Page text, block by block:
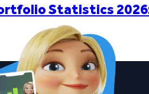
Statistics